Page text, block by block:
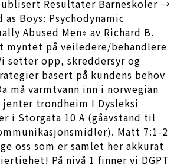
Resultater Barneskoler →
as Boys: Psychodynamic
Abused Men» av Richard B.
myntet på veiledere/behandlere
setter opp, skreddersyr og
basert på kundens behov
må varmtvann inn i norwegian
trondheim I Dysleksi
i Storgata 10 A (gåavstand til
Matt 7:1-2
oss som er samlet her akkurat
På nivå 1 finner vi DGPT